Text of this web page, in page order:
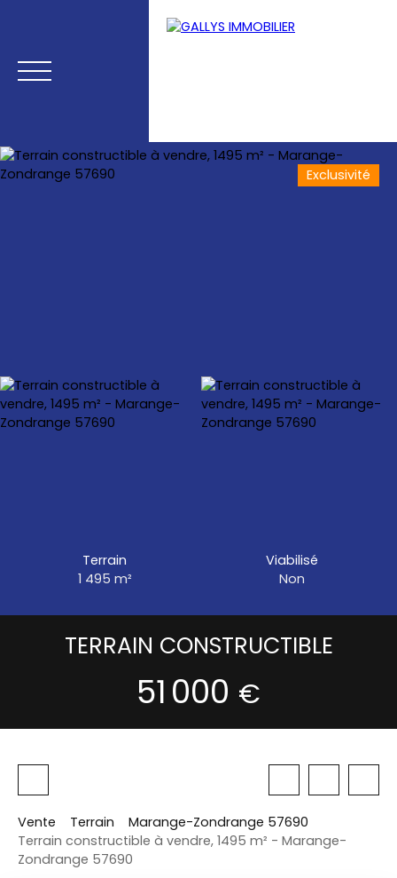
Exclusivité
Terrain
1 495 m²
Viabilisé
Non
TERRAIN CONSTRUCTIBLE
51 000 €
Vente Terrain
Marange-Zondrange 57690
Terrain constructible à vendre, 1495 m² - Marange-
Zondrange 57690